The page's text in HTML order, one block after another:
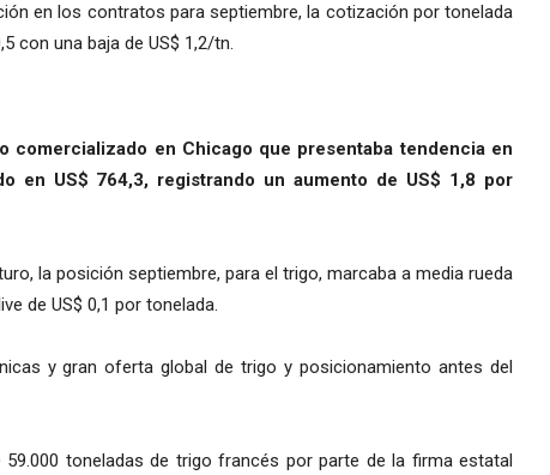
en los contratos para septiembre, la cotización por tonelada
con una baja de US$ 1,2/tn.
comercializado en Chicago que presentaba tendencia en
en US$ 764,3, registrando un aumento de US$ 1,8 por
la posición septiembre, para el trigo, marcaba a media rueda
de US$ 0,1 por tonelada.
y gran oferta global de trigo y posicionamiento antes del
toneladas de trigo francés por parte de la firma estatal